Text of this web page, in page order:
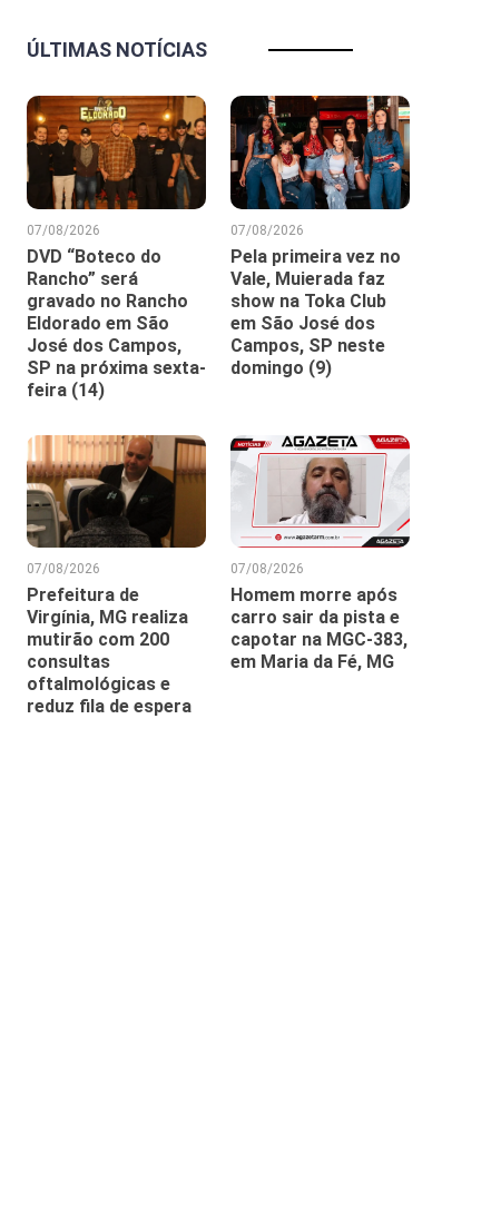
ÚLTIMAS NOTÍCIAS
07/08/2026
DVD “Boteco do
Rancho” será
gravado no Rancho
Eldorado em São
José dos Campos,
SP na próxima sexta-
feira (14)
07/08/2026
Pela primeira vez no
Vale, Muierada faz
show na Toka Club
em São José dos
Campos, SP neste
domingo (9)
07/08/2026
Prefeitura de
Virgínia, MG realiza
mutirão com 200
consultas
oftalmológicas e
reduz fila de espera
07/08/2026
Homem morre após
carro sair da pista e
capotar na MGC-383,
em Maria da Fé, MG